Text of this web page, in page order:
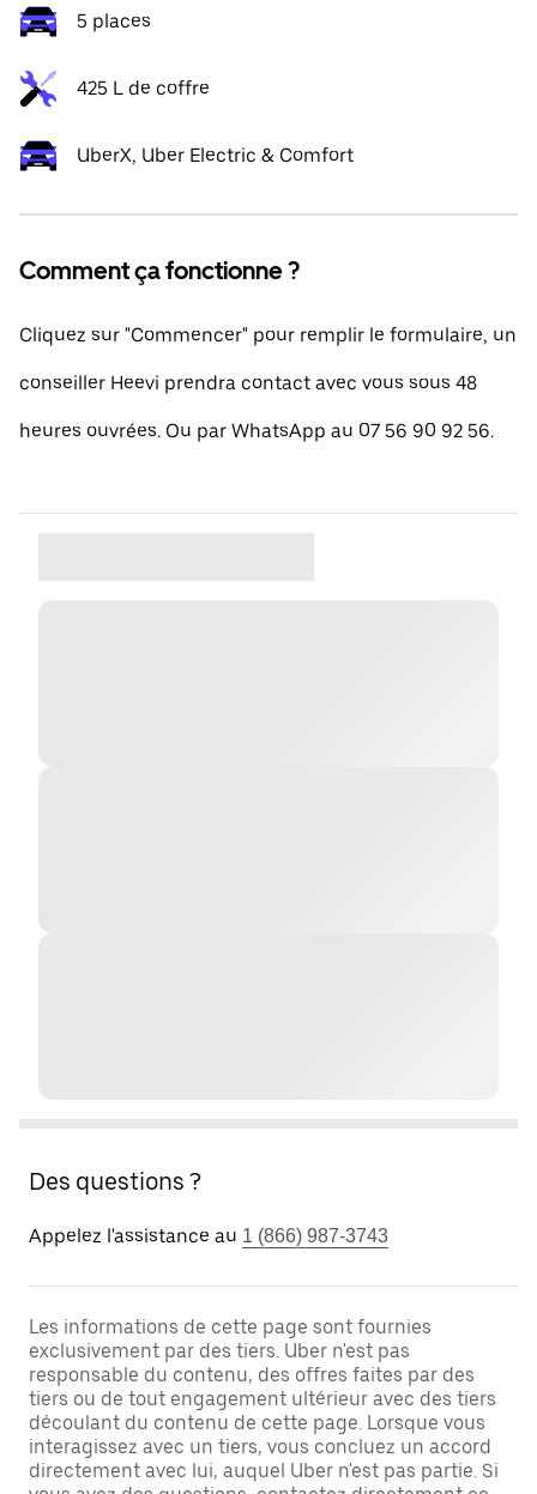
5 places
425 L de coffre
UberX, Uber Electric & Comfort
Comment ça fonctionne ?
Cliquez sur "Commencer" pour remplir le formulaire, un
conseiller Heevi prendra contact avec vous sous 48
heures ouvrées. Ou par WhatsApp au 07 56 90 92 56.
Des questions ?
Appelez l'assistance au 1 (866) 987-3743
Les informations de cette page sont fournies
exclusivement par des tiers. Uber n'est pas
responsable du contenu, des offres faites par des
tiers ou de tout engagement ultérieur avec des tiers
découlant du contenu de cette page. Lorsque vous
interagissez avec un tiers, vous concluez un accord
directement avec lui, auquel Uber n'est pas partie. Si